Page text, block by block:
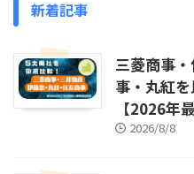
新着記事
三菱商事
事・丸紅
【2026年
2026/8/8